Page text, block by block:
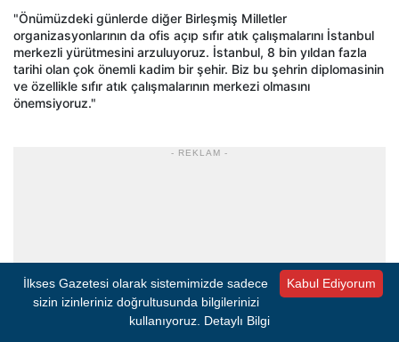
"Önümüzdeki günlerde diğer Birleşmiş Milletler
organizasyonlarının da ofis açıp sıfır atık çalışmalarını İstanbul
merkezli yürütmesini arzuluyoruz. İstanbul, 8 bin yıldan fazla
tarihi olan çok önemli kadim bir şehir. Biz bu şehrin diplomasinin
ve özellikle sıfır atık çalışmalarının merkezi olmasını
önemsiyoruz."
- REKLAM -
Kabul Ediyorum
İlkses Gazetesi olarak sistemimizde sadece
sizin izinleriniz doğrultusunda bilgilerinizi
kullanıyoruz. Detaylı Bilgi